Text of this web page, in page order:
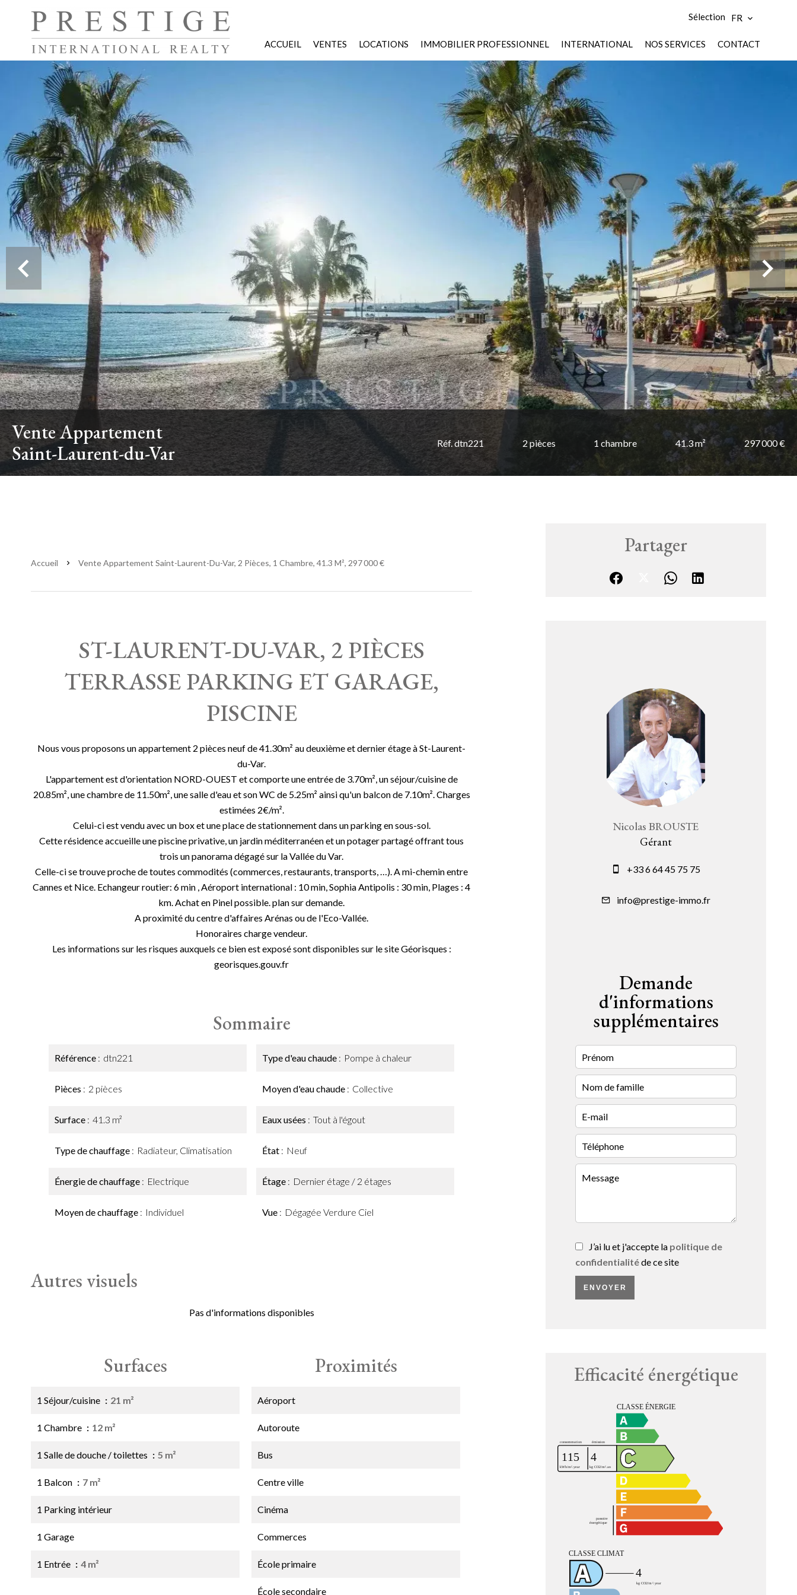
Sélection FR
ACCUEIL VENTES LOCATIONS IMMOBILIER PROFESSIONNEL INTERNATIONAL NOS SERVICES CONTACT
Vente Appartement
Saint-Laurent-du-Var
Réf. dtn221 2 pièces 1 chambre 41.3 m² 297 000 €
Accueil Vente Appartement Saint-Laurent-Du-Var, 2 Pièces, 1 Chambre, 41.3 M², 297 000 €
ST-LAURENT-DU-VAR, 2 PIÈCES
TERRASSE PARKING ET GARAGE,
PISCINE
Nous vous proposons un appartement 2 pièces neuf de 41.30m² au deuxième et dernier étage à St-Laurent-
du-Var.
L'appartement est d'orientation NORD-OUEST et comporte une entrée de 3.70m², un séjour/cuisine de
20.85m², une chambre de 11.50m², une salle d'eau et son WC de 5.25m² ainsi qu'un balcon de 7.10m². Charges
estimées 2€/m².
Celui-ci est vendu avec un box et une place de stationnement dans un parking en sous-sol.
Cette résidence accueille une piscine privative, un jardin méditerranéen et un potager partagé offrant tous
trois un panorama dégagé sur la Vallée du Var.
Celle-ci se trouve proche de toutes commodités (commerces, restaurants, transports, …). A mi-chemin entre
Cannes et Nice. Echangeur routier: 6 min , Aéroport international : 10 min, Sophia Antipolis : 30 min, Plages : 4
km. Achat en Pinel possible. plan sur demande.
A proximité du centre d'affaires Arénas ou de l'Eco-Vallée.
Honoraires charge vendeur.
Les informations sur les risques auxquels ce bien est exposé sont disponibles sur le site Géorisques :
georisques.gouv.fr
Sommaire
Référence dtn221
Pièces 2 pièces
Surface 41.3 m²
Type de chauffage Radiateur, Climatisation
Énergie de chauffage Electrique
Moyen de chauffage Individuel
Type d'eau chaude Pompe à chaleur
Moyen d'eau chaude Collective
Eaux usées Tout à l'égout
État Neuf
Étage Dernier étage / 2 étages
Vue Dégagée Verdure Ciel
Autres visuels
Pas d'informations disponibles
Surfaces
1 Séjour/cuisine 21 m²
1 Chambre 12 m²
1 Salle de douche / toilettes 5 m²
1 Balcon 7 m²
1 Parking intérieur
1 Garage
1 Entrée 4 m²
Proximités
Aéroport
Autoroute
Bus
Centre ville
Cinéma
Commerces
École primaire
École secondaire
Partager
Nicolas BROUSTE
Gérant
+33 6 64 45 75 75
info@prestige-immo.fr
Demande
d'informations
supplémentaires
J’ai lu et j'accepte la politique de
confidentialitéde ce site
ENVOYER
Efficacité énergétique